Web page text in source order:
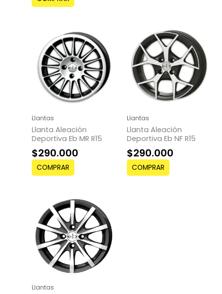
Llantas
Llanta Aleación
Deportiva Eb MR R15
$290.000
COMPRAR
Llantas
Llanta Aleación
Deportiva Eb NF R15
$290.000
COMPRAR
Llantas